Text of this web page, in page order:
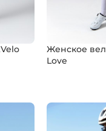
Женское
Love